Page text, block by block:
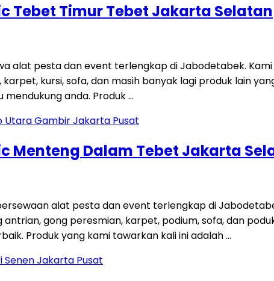
Tebet Timur Tebet Jakarta Selatan
alat pesta dan event terlengkap di Jabodetabek.
kursi, sofa, dan masih banyak lagi produk lain
anda. Produk …
Menteng Dalam Tebet Jakarta
alat pesta dan event terlengkap di
gong peresmian, karpet, podium, sofa, dan
Produk yang kami tawarkan kali ini adalah …